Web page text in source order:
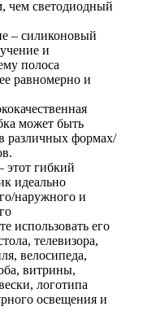
чем светодиодный
– силиконовый
и
полоса
равномерно и
может быть
различных формах/
этот гибкий
идеально
наружного и
использовать его
телевизора,
велосипеда,
витрины,
логотипа
освещения и